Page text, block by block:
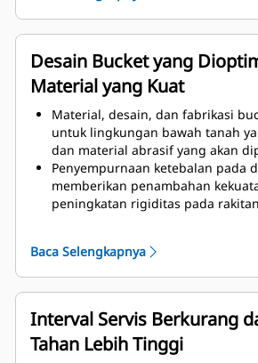
Frekuensi penggantian bucket
barang habis pakai yang lebih
pinggiran dan selubung) lebih
karena pemasangannya hanya
Desain Bucket yang
Material yang Kuat
Material, desain, dan fabrikasi
untuk lingkungan bawah tanah
dan material abrasif yang akan
Penyempurnaan ketebalan pada
memberikan penambahan
peningkatan rigiditas pada
digunakan untuk komponen
Peralatan Pengolah Tanah (GET,
Tools) perlindungan keausan
tinggi di rakitan selubung yang
Baca Selengkapnya
Interval Servis Berkurang
Tahan Lebih Tinggi